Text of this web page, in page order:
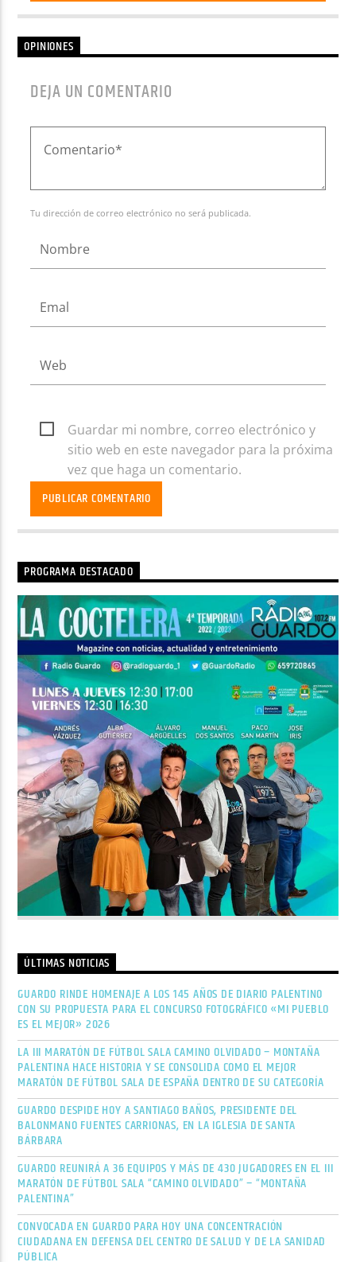
OPINIONES
DEJA UN COMENTARIO
Tu dirección de correo electrónico no será publicada.
Guardar mi nombre, correo electrónico y
sitio web en este navegador para la próxima
vez que haga un comentario.
PROGRAMA DESTACADO
ÚLTIMAS NOTICIAS
GUARDO RINDE HOMENAJE A LOS 145 AÑOS DE DIARIO PALENTINO
CON SU PROPUESTA PARA EL CONCURSO FOTOGRÁFICO «MI PUEBLO
ES EL MEJOR» 2026
LA III MARATÓN DE FÚTBOL SALA CAMINO OLVIDADO – MONTAÑA
PALENTINA HACE HISTORIA Y SE CONSOLIDA COMO EL MEJOR
MARATÓN DE FÚTBOL SALA DE ESPAÑA DENTRO DE SU CATEGORÍA
GUARDO DESPIDE HOY A SANTIAGO BAÑOS, PRESIDENTE DEL
BALONMANO FUENTES CARRIONAS, EN LA IGLESIA DE SANTA
BÁRBARA
GUARDO REUNIRÁ A 36 EQUIPOS Y MÁS DE 430 JUGADORES EN EL III
MARATÓN DE FÚTBOL SALA “CAMINO OLVIDADO” – “MONTAÑA
PALENTINA”
CONVOCADA EN GUARDO PARA HOY UNA CONCENTRACIÓN
CIUDADANA EN DEFENSA DEL CENTRO DE SALUD Y DE LA SANIDAD
PÚBLICA